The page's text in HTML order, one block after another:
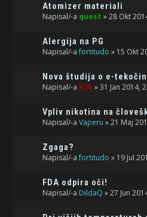
Atomizer materiali
Napisal/-a quest » 28 Okt
Alergija na PG
Napisal/-afortitudo » 15 Okt
Nova študija o e-
Napisal/-a k2b » 31 Jan 2014,
Vpliv nikotina na
Napisal/-a Vaperu » 21 Maj
Zgaga?
Napisal/-afortitudo » 19 Jul
FDA odpira oči!
Napisal/-a DildaQ » 27 Jun